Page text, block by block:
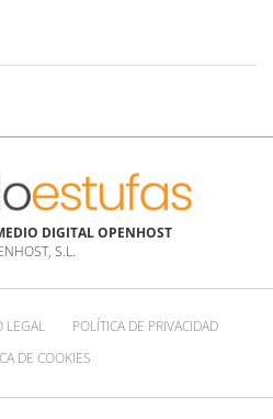
DIGITAL OPENHOST
S.L.
LEGAL
POLÍTICA DE PRIVACIDAD
DE COOKIES